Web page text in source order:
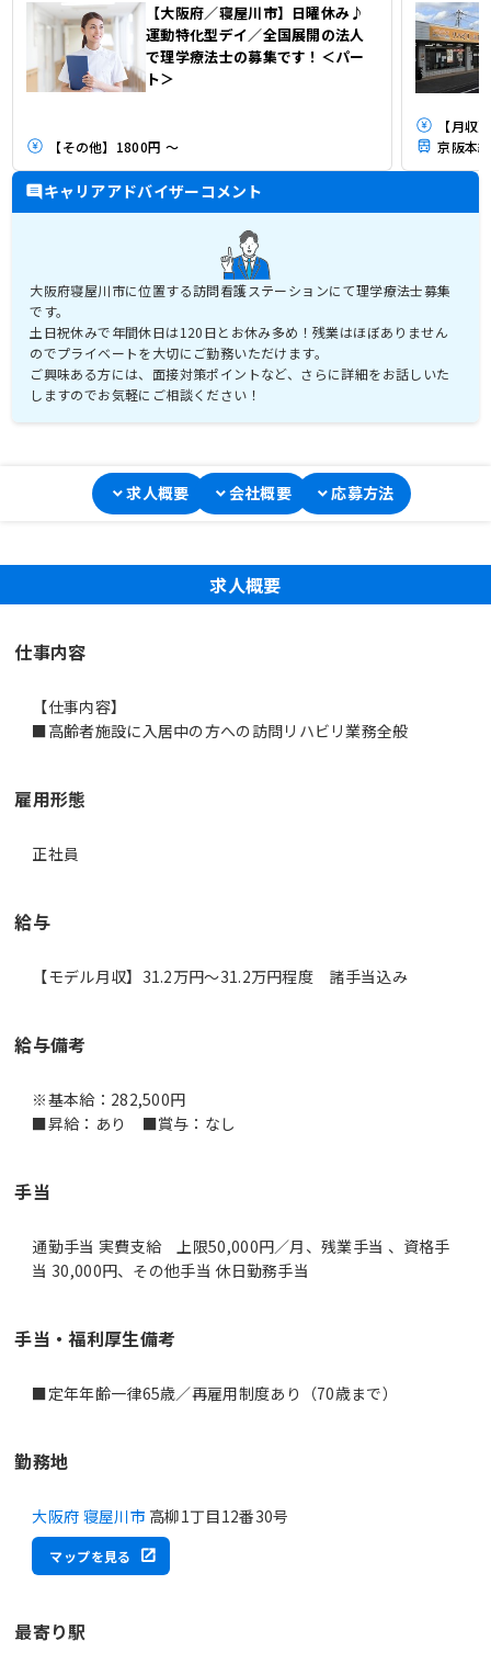
【大阪府／寝屋川市】日曜休み♪
運動特化型デイ／全国展開の法人
で理学療法士の募集です！＜パー
ト＞
【その他】1800円 ～
【月収
京阪本
キャリアアドバイザーコメント
大阪府寝屋川市に位置する訪問看護ステーションにて理学療法士募集
です。
土日祝休みで年間休日は120日とお休み多め！残業はほぼありません
のでプライベートを大切にご勤務いただけます。
ご興味ある方には、面接対策ポイントなど、さらに詳細をお話しいた
しますのでお気軽にご相談ください！
求人概要 会社概要 応募方法
求人概要
仕事内容
【仕事内容】
■高齢者施設に入居中の方への訪問リハビリ業務全般
雇用形態
正社員
給与
【モデル月収】31.2万円〜31.2万円程度 諸手当込み
給与備考
※基本給：282,500円
■昇給：あり ■賞与：なし
手当
通勤手当 実費支給 上限50,000円／月、残業手当 、資格手
当 30,000円、その他手当 休日勤務手当
手当・福利厚生備考
■定年年齢一律65歳／再雇用制度あり（70歳まで）
勤務地
大阪府 寝屋川市 高柳1丁目12番30号
マップを見る
最寄り駅